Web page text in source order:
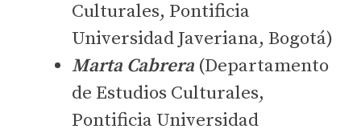
Culturales, Pontificia
Universidad Javeriana, Bogotá)
Marta Cabrera (Departamento
de Estudios Culturales,
Pontificia Universidad